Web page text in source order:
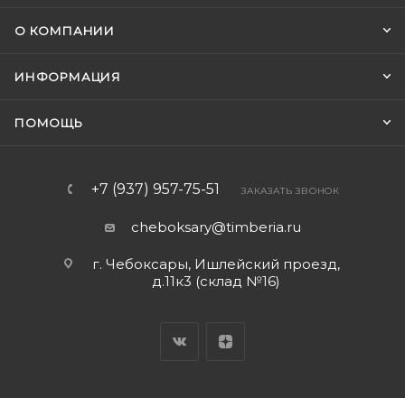
О КОМПАНИИ
ИНФОРМАЦИЯ
ПОМОЩЬ
+7 (937) 957-75-51 ЗАКАЗАТЬ ЗВОНОК
cheboksary@timberia.ru
г. Чебоксары, Ишлейский проезд,
д.11к3 (склад №16)